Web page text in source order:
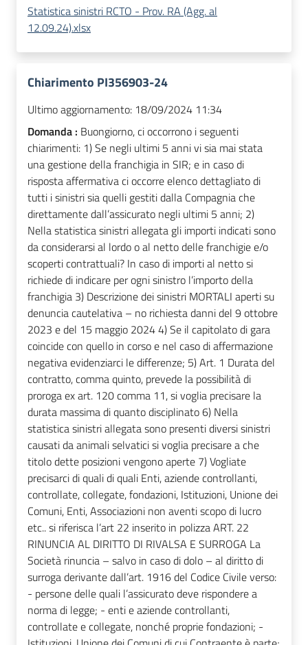
Statistica sinistri RCTO - Prov. RA (Agg. al
12.09.24).xlsx
Chiarimento PI356903-24
Ultimo aggiornamento: 18/09/2024 11:34
Domanda : Buongiorno, ci occorrono i seguenti
chiarimenti: 1) Se negli ultimi 5 anni vi sia mai stata
una gestione della franchigia in SIR; e in caso di
risposta affermativa ci occorre elenco dettagliato di
tutti i sinistri sia quelli gestiti dalla Compagnia che
direttamente dall’assicurato negli ultimi 5 anni; 2)
Nella statistica sinistri allegata gli importi indicati sono
da considerarsi al lordo o al netto delle franchigie e/o
scoperti contrattuali? In caso di importi al netto si
richiede di indicare per ogni sinistro l’importo della
franchigia 3) Descrizione dei sinistri MORTALI aperti su
denuncia cautelativa – no richiesta danni del 9 ottobre
2023 e del 15 maggio 2024 4) Se il capitolato di gara
coincide con quello in corso e nel caso di affermazione
negativa evidenziarci le differenze; 5) Art. 1 Durata del
contratto, comma quinto, prevede la possibilità di
proroga ex art. 120 comma 11, si voglia precisare la
durata massima di quanto disciplinato 6) Nella
statistica sinistri allegata sono presenti diversi sinistri
causati da animali selvatici si voglia precisare a che
titolo dette posizioni vengono aperte 7) Vogliate
precisarci di quali di quali Enti, aziende controllanti,
controllate, collegate, fondazioni, Istituzioni, Unione dei
Comuni, Enti, Associazioni non aventi scopo di lucro
etc.. si riferisca l’art 22 inserito in polizza ART. 22
RINUNCIA AL DIRITTO DI RIVALSA E SURROGA La
Società rinuncia – salvo in caso di dolo – al diritto di
surroga derivante dall’art. 1916 del Codice Civile verso:
- persone delle quali l’assicurato deve rispondere a
norma di legge; - enti e aziende controllanti,
controllate e collegate, nonché proprie fondazioni; -